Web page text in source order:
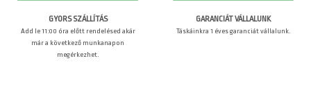
GYORS SZÁLLÍTÁS
Add le 11:00 óra előtt rendelésed akár
már a következő munkanapon
megérkezhet.
GARANCIÁT VÁLLALUNK
Táskáinkra 1 éves garanciát vállalunk.